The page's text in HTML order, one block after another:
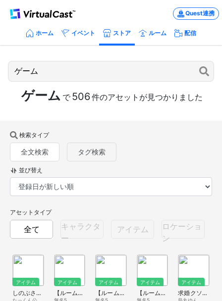
Quest連携
ホーム イベント ストア ルーム 配信
ゲーム で 506件のアセットが見つかりました
検索タイプ
全文検索 タグ検索
並び替え
アセットタイプ
全て
キャラクタ
ー
アイテム
ロケーショ
ン
アイテム
しのぶさん人形
アイテム
【ルーム専用】テレポート玄関ドア
アイテム
【ルーム専用】テレポート木製ドア(暗)
アイテム
【ルーム専用】テレポート木製ドア(明)
アイテム
求婚クソコメパンチング！